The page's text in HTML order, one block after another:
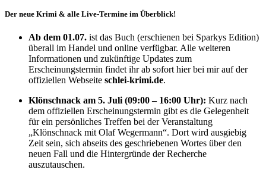
Der neue Krimi & alle Live-Termine im Überblick!
Ab dem 01.07. ist das Buch (erschienen bei Sparkys Edition)
überall im Handel und online verfügbar. Alle weiteren
Informationen und zukünftige Updates zum
Erscheinungstermin findet ihr ab sofort hier bei mir auf der
offiziellen Webseite schlei-krimi.de.
Klönschnack am 5. Juli (09:00 – 16:00 Uhr): Kurz nach
dem offiziellen Erscheinungstermin gibt es die Gelegenheit
für ein persönliches Treffen bei der Veranstaltung
„Klönschnack mit Olaf Wegermann“. Dort wird ausgiebig
Zeit sein, sich abseits des geschriebenen Wortes über den
neuen Fall und die Hintergründe der Recherche
auszutauschen.